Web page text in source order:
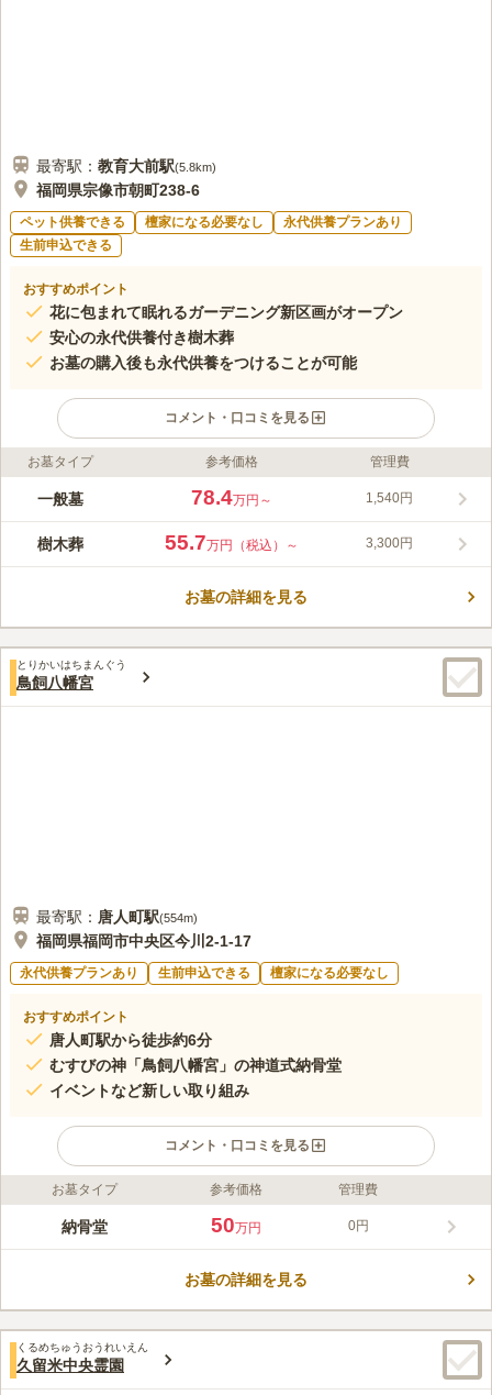
最寄駅： 教育大前駅(5.8km)
福岡県宗像市朝町238-6
ペット供養できる 檀家になる必要なし
永代供養プランあり
生前申込できる
おすすめポイント
花に包まれて眠れるガーデニング新区画がオープン
安心の永代供養付き樹木葬
お墓の購入後も永代供養をつけることが可能
コメント・口コミを見る
ライフドット編集部のコメント
福岡インターから車で約25分、JR赤間駅から約10分と交通アク
人気のガーデニング墓地に新区画がオープン！石畳の遊歩道やベ
ンチなども付いたお洒落な区画で、すべてのお墓に花壇がついて
た、人気の樹木葬区画も完備され、価格も1名様272,000円、墓
墓所のすぐ近くに停めることができ、ご高齢の方も安心してお墓
参りに来ることができます。
みんなの評価
4.1 口コミ4件
30代女性
霊園の中に、売店があり、そこでお花等を購入することができま
すが、食事などはできません。住宅街から離れたところなので、静かで
す。
お墓タイプ 参考価格 管理費
一般墓 78.4万円～ 1,540円
樹木葬 55.7万円（税込）～ 3,300円
お墓の詳細を見る
とりかいはちまんぐう
鳥飼八幡宮
最寄駅： 唐人町駅(554m)
福岡県福岡市中央区今川2-1-17
永代供養プランあり 生前申込できる 檀家になる必要なし
おすすめポイント
唐人町駅から徒歩約6分
むすびの神「鳥飼八幡宮」の神道式納骨堂
イベントなど新しい取り組み
コメント・口コミを見る
ライフドット編集部のコメント
鳥飼八幡宮は神功皇后とのご縁も伝えられる神社で、1800年の
て、皆様に長きにわたり支えられ今日に至ります。縁結びの神、
り、歴史の長さを感じられます。祖霊殿 納骨壇（神道式納骨
堂）は、車イスの方や足腰の悪い方でも負担なく出入り可能なバ
リアフリー設計となっております。耐震性及びデザイン性も兼ね
口コミ評価
みんなの評価
40代女性
鳥飼八幡宮さんの地下鉄の最寄り駅は西新・唐人町となります
お墓タイプ 参考価格 管理費
納骨堂 50万円 0円
お墓の詳細を見る
くるめちゅうおうれいえん
久留米中央霊園